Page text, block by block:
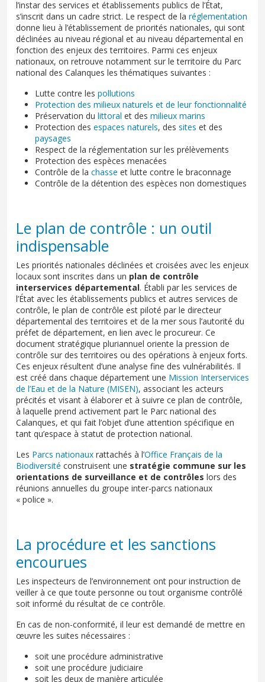
l’instar des services et établissements publics de l’État,
s’inscrit dans un cadre strict. Le respect de la réglementation
donne lieu à l’établissement de priorités nationales, qui sont
déclinées au niveau régional et au niveau départemental en
fonction des enjeux des territoires. Parmi ces enjeux
nationaux, on retrouve notamment sur le territoire du Parc
national des Calanques les thématiques suivantes :
Lutte contre les pollutions
Protection des milieux naturels et de leur fonctionnalité
Préservation du littoral et des milieux marins
Protection des espaces naturels, des sites et des
paysages
Respect de la réglementation sur les prélèvements
Protection des espèces menacées
Contrôle de la chasse et lutte contre le braconnage
Contrôle de la détention des espèces non domestiques
Le plan de contrôle : un outil
indispensable
Les priorités nationales déclinées et croisées avec les enjeux
locaux sont inscrites dans un plan de contrôle
interservices départemental. Établi par les services de
l’État avec les établissements publics et autres services de
contrôle, le plan de contrôle est piloté par le directeur
départemental des territoires et de la mer sous l’autorité du
préfet de département, en lien avec le procureur. Ce
document stratégique pluriannuel oriente la pression de
contrôle sur des territoires ou des opérations à enjeux forts.
Ces enjeux résultent d’une analyse fine des vulnérabilités. Il
est créé dans chaque département une Mission Interservices
de l’Eau et de la Nature (MISEN), associant les acteurs
précités et visant à élaborer et à suivre ce plan de contrôle,
à laquelle prend activement part le Parc national des
Calanques, et qui fait l’objet d’une attention spécifique en
tant qu’espace à statut de protection national.
Les Parcs nationaux rattachés à l’Office Français de la
Biodiversité construisent une stratégie commune sur les
orientations de surveillance et de contrôles lors des
réunions annuelles du groupe inter-parcs nationaux
« police ».
La procédure et les sanctions
encourues
Les inspecteurs de l’environnement ont pour instruction de
veiller à ce que toute personne ou tout organisme contrôlé
soit informé du résultat de ce contrôle.
En cas de non-conformité, il leur est demandé de mettre en
œuvre les suites nécessaires :
soit une procédure administrative
soit une procédure judiciaire
soit les deux de manière articulée